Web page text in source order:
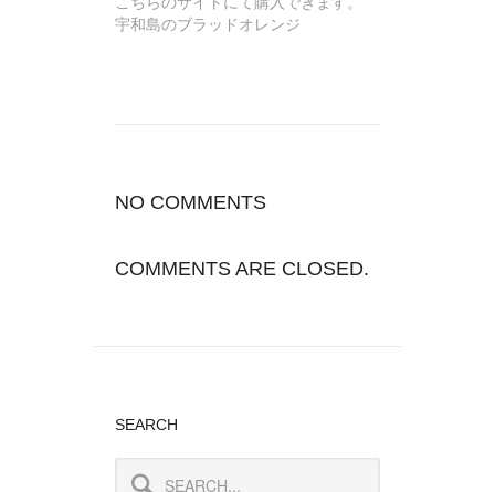
宇和島のブラッドオレンジ
NO COMMENTS
COMMENTS ARE CLOSED.
SEARCH